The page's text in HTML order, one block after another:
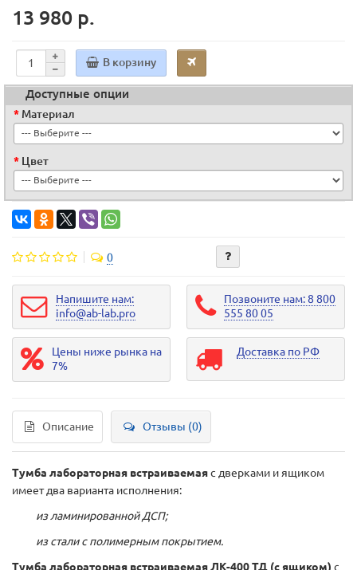
13 980 р.
В корзину
Доступные опции
Материал
Цвет
0
Напишите нам:
info@ab-lab.pro
Позвоните нам: 8 800
555 80 05
Цены ниже рынка на
7%
Доставка по РФ
Описание Отзывы (0)
Тумба лабораторная встраиваемаяс дверками и ящиком
имеет два варианта исполнения:
из ламинированной ДСП;
из стали с полимерным покрытием.
Тумба лабораторная встраиваемая ЛК-400 ТД (с ящиком) с